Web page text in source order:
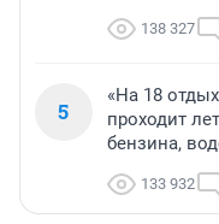
138 327
5
«На 18
проходит
бензина,
133 932